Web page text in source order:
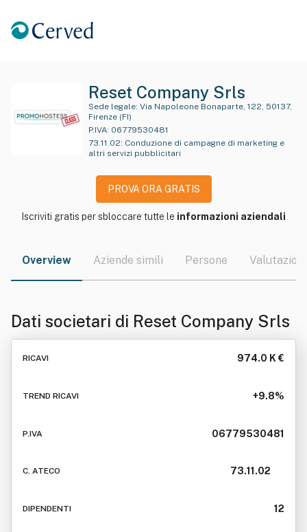
Reset Company Srls
Sede legale:
Firenze (FI)
P.IVA: 06779530481
73.11.02: Conduzione di campagne di marketing e
altri servizi pubblicitari
PROVA ORA GRATIS
Iscriviti gratis per sbloccare tutte le informazioni aziendali
Overview Aziende simili Persone Valutazioni
Dati societari di Reset Company Srls
RICAVI 974.0 K €
TREND RICAVI +9.8%
P.IVA 06779530481
C. ATECO 73.11.02
DIPENDENTI 12